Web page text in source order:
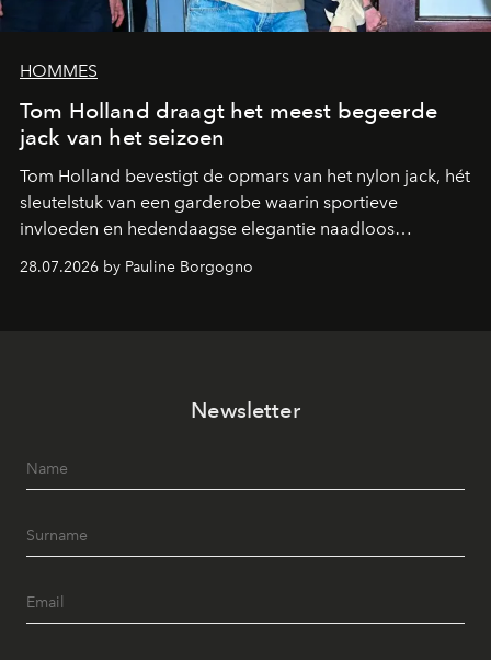
HOMMES
Tom Holland draagt het meest begeerde
jack van het seizoen
Tom Holland bevestigt de opmars van het nylon jack, hét
sleutelstuk van een garderobe waarin sportieve
invloeden en hedendaagse elegantie naadloos
samenkomen.
28.07.2026 by Pauline Borgogno
Newsletter